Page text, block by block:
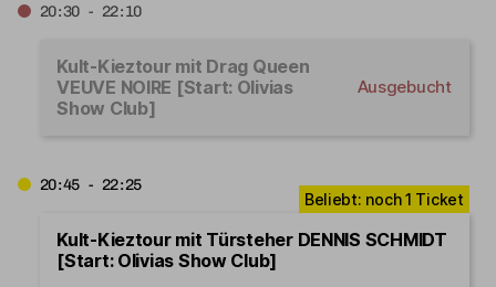
20:30 - 22:10
Kult-Kieztour mit Drag Queen
VEUVE NOIRE [Start: Olivias
Show Club]
Ausgebucht
20:45 - 22:25
Kult-Kieztour mit Türsteher DENNIS SCHMIDT
[Start: Olivias Show Club]